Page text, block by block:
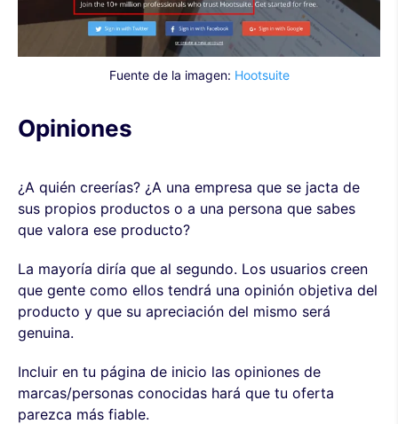
Fuente de la imagen: Hootsuite
Opiniones
¿A quién creerías? ¿A una empresa que se jacta de
sus propios productos o a una persona que sabes
que valora ese producto?
La mayoría diría que al segundo. Los usuarios creen
que gente como ellos tendrá una opinión objetiva del
producto y que su apreciación del mismo será
genuina.
Incluir en tu página de inicio las opiniones de
marcas/personas conocidas hará que tu oferta
parezca más fiable.